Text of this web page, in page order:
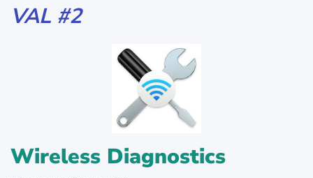
VAL #2
Wireless Diagnostics